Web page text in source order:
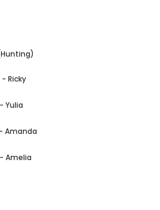
Ricky
Yulia
Amanda
Amelia